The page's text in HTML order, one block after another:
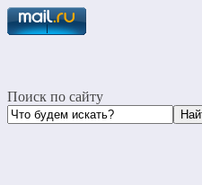
Поиск по сайту